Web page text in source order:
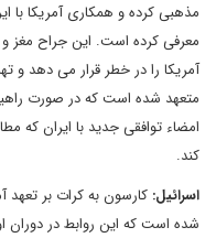
مذهبی کرده و همکاری آمریکا با
معرفی کرده است. این جراح مغز
آمریکا را در خطر قرار می دهد و
متعهد شده است که در صورت
امضاء توافقی جدید با ایران که
کند.
اسرائیل: کارسون به کرات بر تعهد
شده است که این روابط در دوران